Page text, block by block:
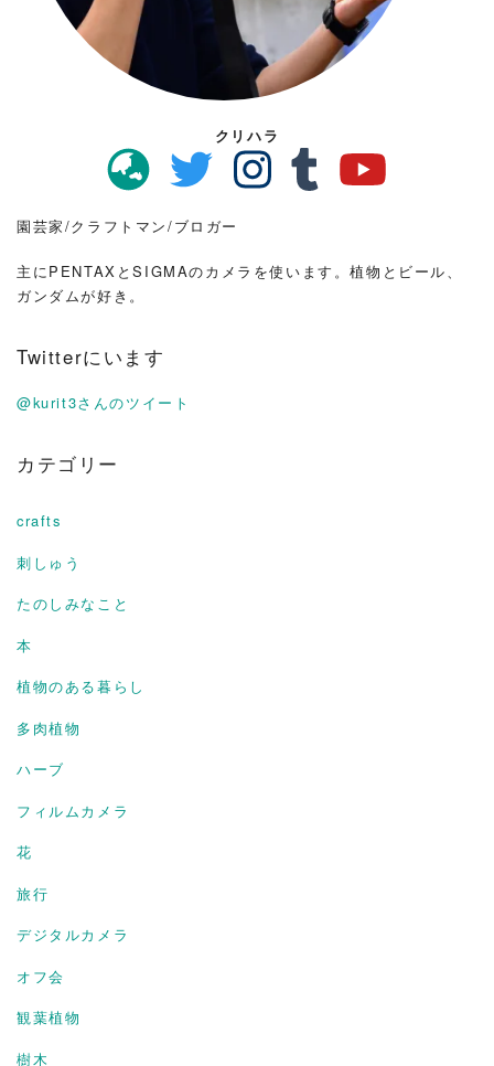
クリハラ
園芸家/クラフトマン/ブロガー
主にPENTAXとSIGMAのカメラを使います。植物とビール、
ガンダムが好き。
Twitterにいます
@kurit3さんのツイート
カテゴリー
crafts
刺しゅう
たのしみなこと
本
植物のある暮らし
多肉植物
ハーブ
フィルムカメラ
花
旅行
デジタルカメラ
オフ会
観葉植物
樹木